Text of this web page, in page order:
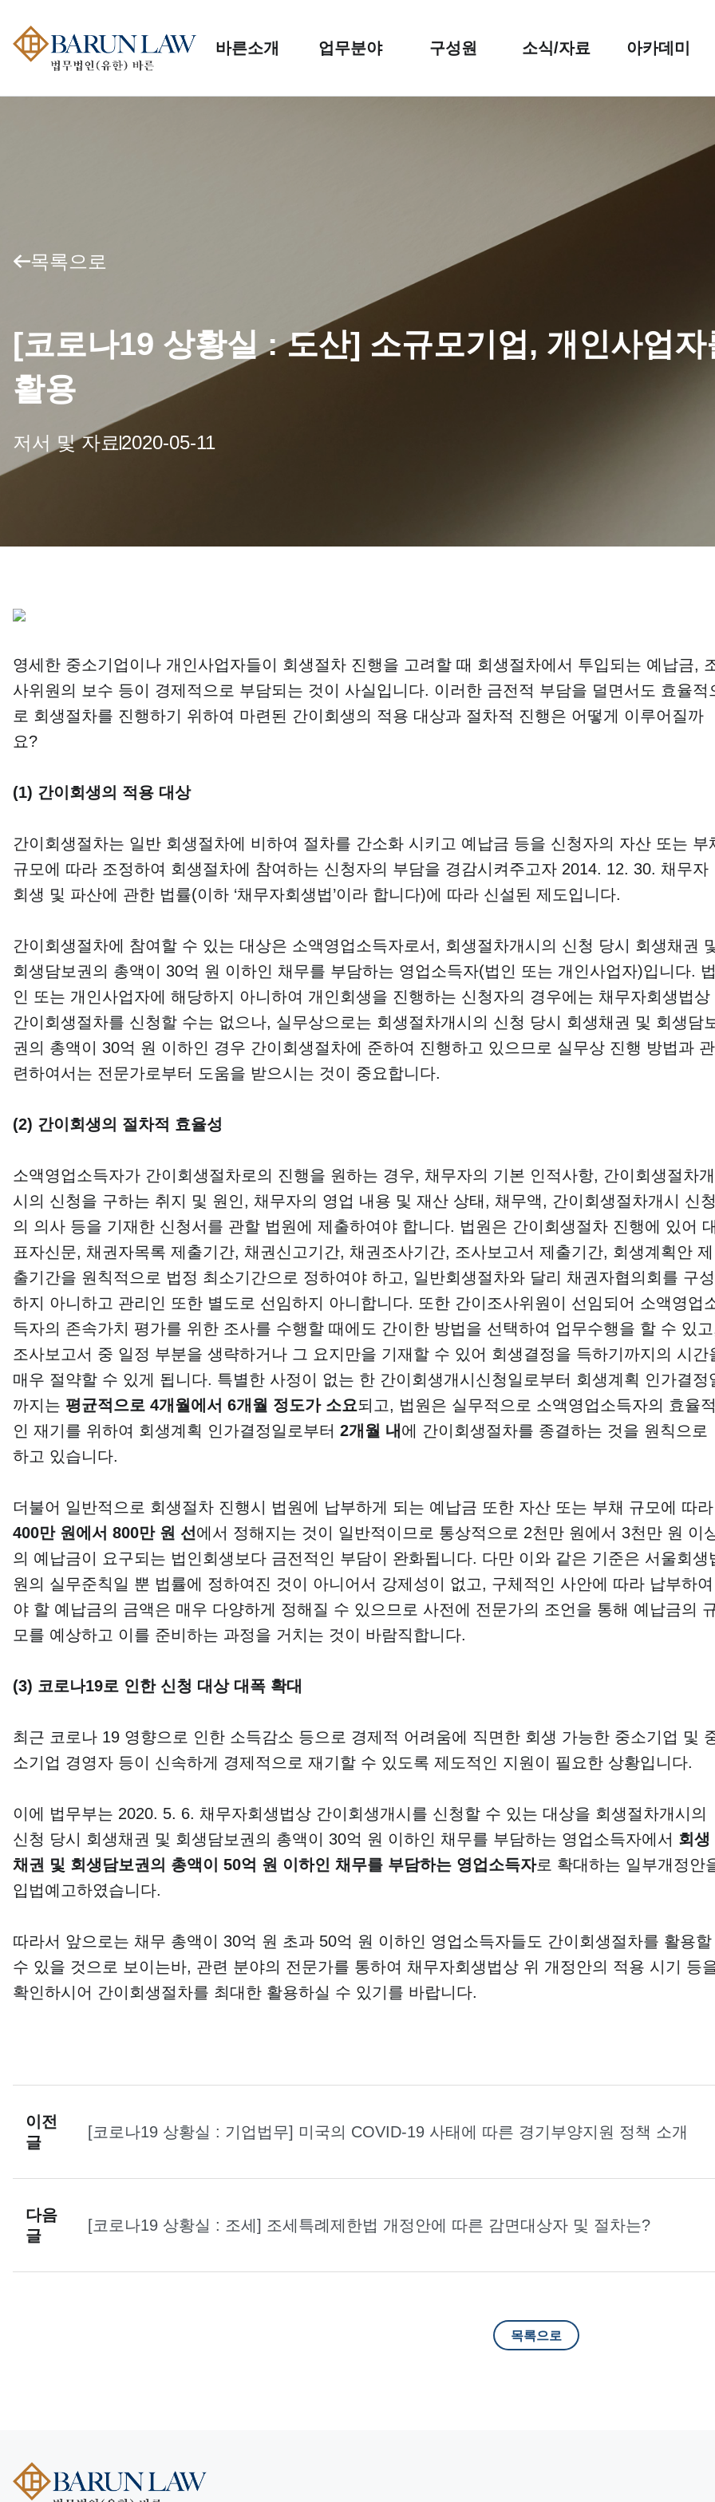
바른소개 업무분야 구성원 소식/자료 아카데미
목록으로
[코로나19 상황실 : 도산] 소규모기업, 개인사업
활용
저서 및 자료 2020-05-11
영세한 중소기업이나 개인사업자들이 회생절차 진행을 고려할 때 회생절차에서 투입되는 예납금,
사위원의 보수 등이 경제적으로 부담되는 것이 사실입니다. 이러한 금전적 부담을 덜면서도 효율적
로 회생절차를 진행하기 위하여 마련된 간이회생의 적용 대상과 절차적 진행은 어떻게 이루어질까
요?
(1) 간이회생의 적용 대상
간이회생절차는 일반 회생절차에 비하여 절차를 간소화 시키고 예납금 등을 신청자의 자산 또는 부
규모에 따라 조정하여 회생절차에 참여하는 신청자의 부담을 경감시켜주고자 2014. 12. 30. 채무자
회생 및 파산에 관한 법률(이하 ‘채무자회생법’이라 합니다)에 따라 신설된 제도입니다.
간이회생절차에 참여할 수 있는 대상은 소액영업소득자로서, 회생절차개시의 신청 당시 회생채권
회생담보권의 총액이 30억 원 이하인 채무를 부담하는 영업소득자(법인 또는 개인사업자)입니다. 법
인 또는 개인사업자에 해당하지 아니하여 개인회생을 진행하는 신청자의 경우에는 채무자회생법상
간이회생절차를 신청할 수는 없으나, 실무상으로는 회생절차개시의 신청 당시 회생채권 및 회생담
권의 총액이 30억 원 이하인 경우 간이회생절차에 준하여 진행하고 있으므로 실무상 진행 방법과 관
련하여서는 전문가로부터 도움을 받으시는 것이 중요합니다.
(2) 간이회생의 절차적 효율성
소액영업소득자가 간이회생절차로의 진행을 원하는 경우, 채무자의 기본 인적사항, 간이회생절차개
시의 신청을 구하는 취지 및 원인, 채무자의 영업 내용 및 재산 상태, 채무액, 간이회생절차개시 신청
의 의사 등을 기재한 신청서를 관할 법원에 제출하여야 합니다. 법원은 간이회생절차 진행에 있어 대
표자신문, 채권자목록 제출기간, 채권신고기간, 채권조사기간, 조사보고서 제출기간, 회생계획안 제
출기간을 원칙적으로 법정 최소기간으로 정하여야 하고, 일반회생절차와 달리 채권자협의회를 구성
하지 아니하고 관리인 또한 별도로 선임하지 아니합니다. 또한 간이조사위원이 선임되어 소액영업
득자의 존속가치 평가를 위한 조사를 수행할 때에도 간이한 방법을 선택하여 업무수행을 할 수 있고
조사보고서 중 일정 부분을 생략하거나 그 요지만을 기재할 수 있어 회생결정을 득하기까지의 시간
매우 절약할 수 있게 됩니다. 특별한 사정이 없는 한 간이회생개시신청일로부터 회생계획 인가결정
까지는 평균적으로 4개월에서 6개월 정도가 소요되고, 법원은 실무적으로 소액영업소득자의 효율적
인 재기를 위하여 회생계획 인가결정일로부터 2개월 내 에 간이회생절차를 종결하는 것을 원칙으로
하고 있습니다.
더불어 일반적으로 회생절차 진행시 법원에 납부하게 되는 예납금 또한 자산 또는 부채 규모에 따라
400만 원에서 800만 원 선에서 정해지는 것이 일반적이므로 통상적으로 2천만 원에서 3천만 원 이
의 예납금이 요구되는 법인회생보다 금전적인 부담이 완화됩니다. 다만 이와 같은 기준은 서울회생
원의 실무준칙일 뿐 법률에 정하여진 것이 아니어서 강제성이 없고, 구체적인 사안에 따라 납부하여
야 할 예납금의 금액은 매우 다양하게 정해질 수 있으므로 사전에 전문가의 조언을 통해 예납금의
모를 예상하고 이를 준비하는 과정을 거치는 것이 바람직합니다.
(3) 코로나19로 인한 신청 대상 대폭 확대
최근 코로나 19 영향으로 인한 소득감소 등으로 경제적 어려움에 직면한 회생 가능한 중소기업 및
소기업 경영자 등이 신속하게 경제적으로 재기할 수 있도록 제도적인 지원이 필요한 상황입니다.
이에 법무부는 2020. 5. 6. 채무자회생법상 간이회생개시를 신청할 수 있는 대상을 회생절차개시의
신청 당시 회생채권 및 회생담보권의 총액이 30억 원 이하인 채무를 부담하는 영업소득자에서 회생
채권 및 회생담보권의 총액이 50억 원 이하인 채무를 부담하는 영업소득자로 확대하는 일부개정안
입법예고하였습니다.
따라서 앞으로는 채무 총액이 30억 원 초과 50억 원 이하인 영업소득자들도 간이회생절차를 활용할
수 있을 것으로 보이는바, 관련 분야의 전문가를 통하여 채무자회생법상 위 개정안의 적용 시기 등
확인하시어 간이회생절차를 최대한 활용하실 수 있기를 바랍니다.
이전
글
[코로나19 상황실 : 기업법무] 미국의 COVID-19 사태에 따른 경기부양지원 정책 소개
다음
글
[코로나19 상황실 : 조세] 조세특례제한법 개정안에 따른 감면대상자 및 절차는?
목록으로